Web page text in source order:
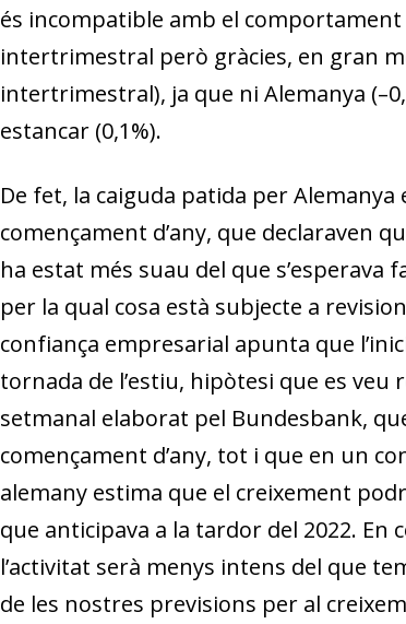
és incompatible amb el comportament
intertrimestral però gràcies, en gran
intertrimestral), ja que ni Alemanya
estancar (0,1%).
De fet, la caiguda patida per
començament d’any, que declaraven
ha estat més suau del que
per la qual cosa està subjecte a
confiança empresarial apunta que
tornada de l’estiu, hipòtesi que es veu
setmanal elaborat pel Bundesbank,
començament d’any, tot i que en un
alemany estima que el creixement
que anticipava a la tardor del 2022. En
l’activitat serà menys intens del que
de les nostres previ­­sions per al